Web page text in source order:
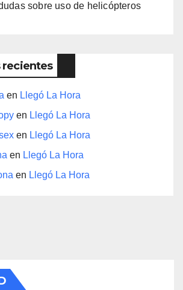
sobre uso de helicópteros
recientes
en Llegó La Hora
en Llegó La Hora
en Llegó La Hora
en Llegó La Hora
en Llegó La Hora